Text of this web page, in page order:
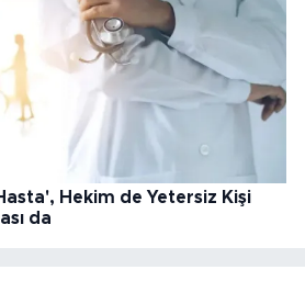
Hekim de Yetersiz Kişi
da